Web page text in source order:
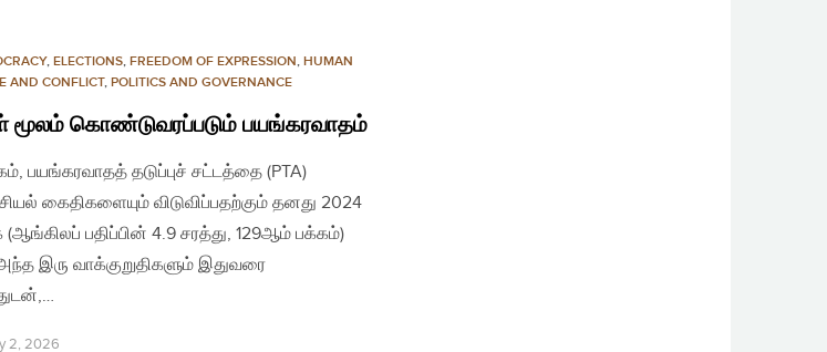
, ELECTIONS, FREEDOM OF EXPRESSION, HUMAN
AND CONFLICT, POLITICS AND GOVERNANCE
மூலம் கொண்டுவரப்படும் பயங்கரவாதம்
பயங்கரவாதத் தடுப்புச் சட்டத்தை (PTA)
கைதிகளையும் விடுவிப்பதற்கும் தனது 2024
பதிப்பின் 4.9 சரத்து, 129ஆம் பக்கம்)
இரு வாக்குறுதிகளும் இதுவரை
2, 2026